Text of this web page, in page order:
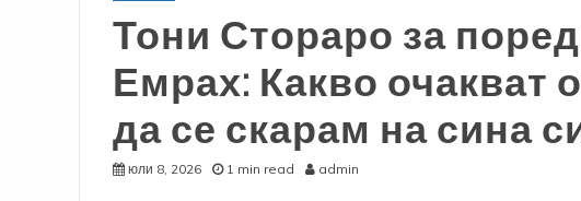
Тони Стораро за
Емрах: Какво очакват
да се скарам на сина
юли 8, 2026 1 min read admin